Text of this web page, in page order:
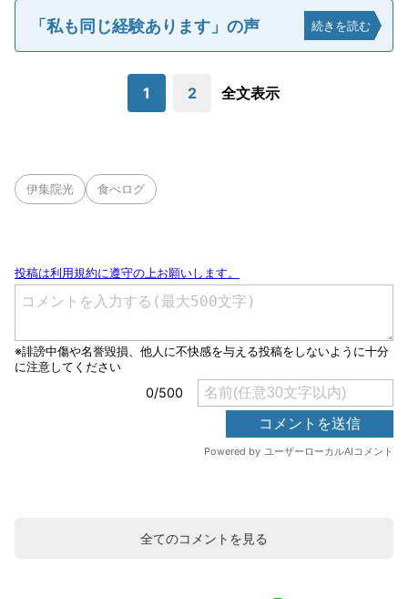
「私も同じ経験あります」の声 続きを読む
1 2 全文表示
伊集院光 食べログ
全てのコメントを見る